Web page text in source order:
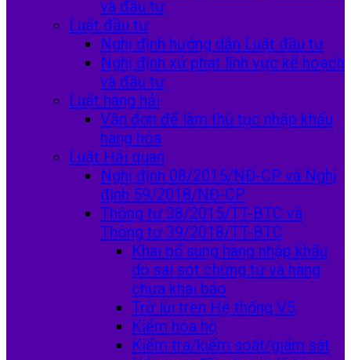
và đầu tư
Luật đầu tư
Nghị định hướng dẫn Luật đầu tư
Nghị định xử phạt lĩnh vực kế hoạch
và đầu tư
Luật hàng hải
Vận đơn để làm thủ tục nhập khẩu
hàng hóa
Luật Hải quan
Nghị định 08/2015/NĐ-CP và Nghị
định 59/2018/NĐ-CP
Thông tư 38/2015/TT-BTC và
Thông tư 39/2018/TT-BTC
Khai bổ sung hàng nhập khẩu
do sai sót chứng từ và hàng
chưa khai báo
Trừ lùi trên Hệ thống V5
Kiểm hóa hộ
Kiểm tra/kiểm soát/giám sát